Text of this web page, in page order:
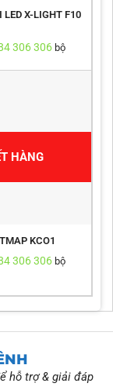
LED X-LIGHT F10
306 306bộ
HÀNG
KCO1
306 306bộ
hỗ trợ & giải đáp